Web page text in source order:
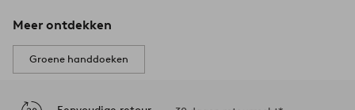
Meer ontdekken
Groene handdoeken